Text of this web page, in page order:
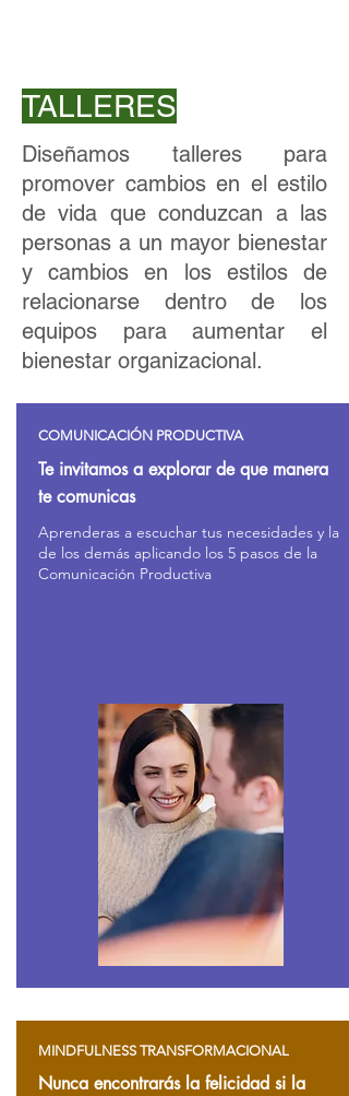
TALLERES
Diseñamos talleres para
promover cambios en el estilo
de vida que conduzcan a las
personas a un mayor bienestar
y cambios en los estilos de
relacionarse dentro de los
equipos para aumentar el
bienestar organizacional.
COMUNICACIÓN PRODUCTIVA
Te invitamos a explorar de que manera
te comunicas
Aprenderas a escuchar tus necesidades y la
de los demás aplicando los 5 pasos de la
Comunicación Productiva
MINDFULNESS TRANSFORMACIONAL
Nunca encontrarás la felicidad si la